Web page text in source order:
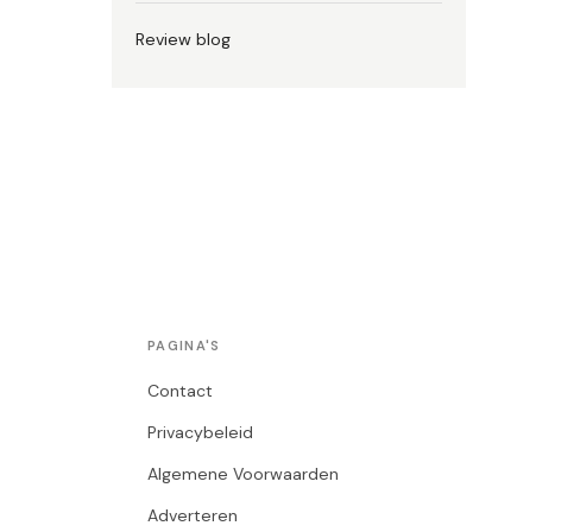
Review blog
PAGINA'S
Contact
Privacybeleid
Algemene Voorwaarden
Adverteren